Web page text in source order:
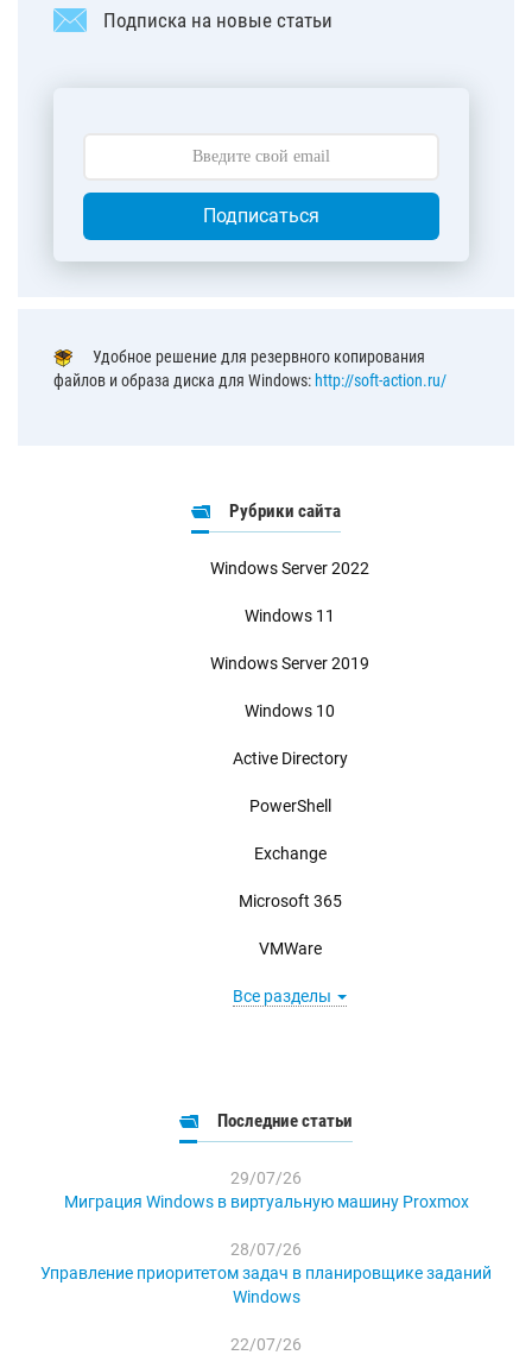
Подписка на новые статьи
Подписаться
Удобное решение для резервного копирования
файлов и образа диска для Windows: http://soft-action.ru/
Рубрики сайта
Windows Server 2022
Windows 11
Windows Server 2019
Windows 10
Active Directory
PowerShell
Exchange
Microsoft 365
VMWare
Все разделы
Последние статьи
29/07/26
Миграция Windows в виртуальную машину Proxmox
28/07/26
Управление приоритетом задач в планировщике заданий
Windows
22/07/26